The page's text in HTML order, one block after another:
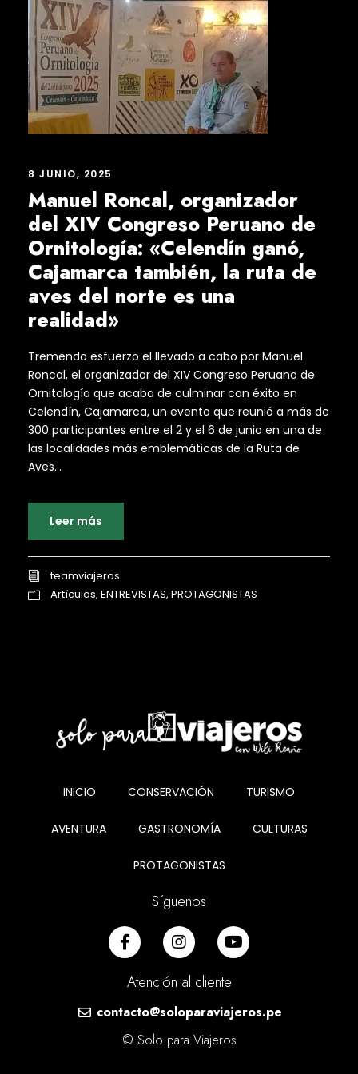
8 JUNIO, 2025
Manuel Roncal, organizador
del XIV Congreso Peruano de
Ornitología: «Celendín ganó,
Cajamarca también, la ruta de
aves del norte es una
realidad»
Tremendo esfuerzo el llevado a cabo por Manuel
Roncal, el organizador del XIV Congreso Peruano de
Ornitología que acaba de culminar con éxito en
Celendín, Cajamarca, un evento que reunió a más de
300 participantes entre el 2 y el 6 de junio en una de
las localidades más emblemáticas de la Ruta de
Aves...
Leer más
teamviajeros
Artículos, ENTREVISTAS, PROTAGONISTAS
INICIO CONSERVACIÓN TURISMO
AVENTURA GASTRONOMÍA CULTURAS
PROTAGONISTAS
Síguenos
Atención al cliente
contacto@soloparaviajeros.pe
© Solo para Viajeros